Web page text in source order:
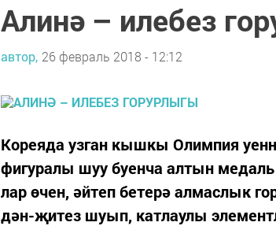
Алинә – илебез
автор, 26 февраль 2018 - 12:12
Ко­ре­я­да уз­ган кыш­кы Олим­пия
фи­гу­ра­лы шуу бу­ен­ча ал­тын
лар өчен, әй­теп бе­те­рә ал­мас­лык
дән-җи­тез шу­ып, кат­лау­лы